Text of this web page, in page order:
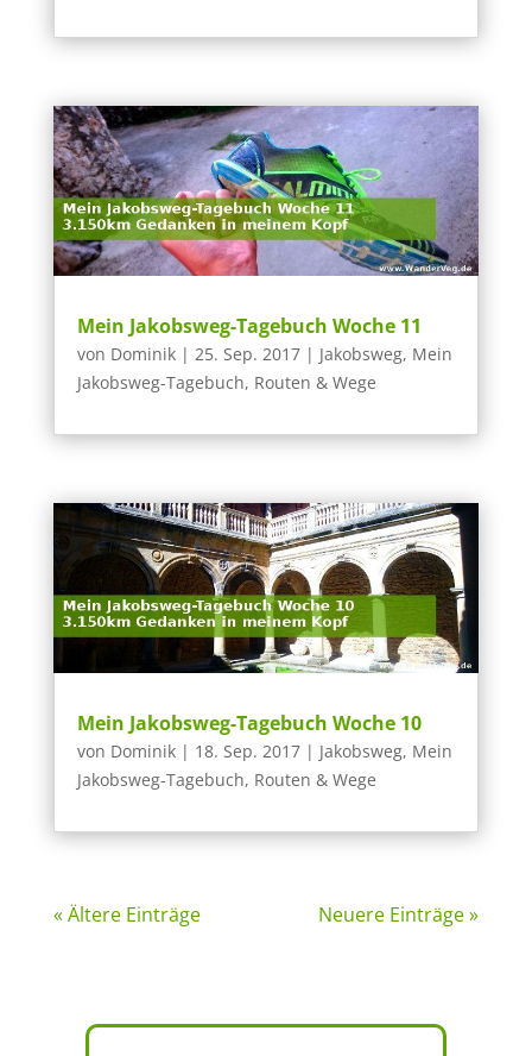
Mein Jakobsweg-Tagebuch Woche 11
von Dominik| 25. Sep. 2017| Jakobsweg, Mein
Jakobsweg-Tagebuch, Routen & Wege
Mein Jakobsweg-Tagebuch Woche 10
von Dominik| 18. Sep. 2017| Jakobsweg, Mein
Jakobsweg-Tagebuch, Routen & Wege
« Ältere Einträge Neuere Einträge »